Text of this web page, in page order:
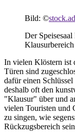
Bild: ©
Der
In vielen Klöstern ist
Türen sind
dafür einen
deshalb oft den
"Klausur" über und
vielen Touristen und
zu singen, wie
Rückzugsbereich